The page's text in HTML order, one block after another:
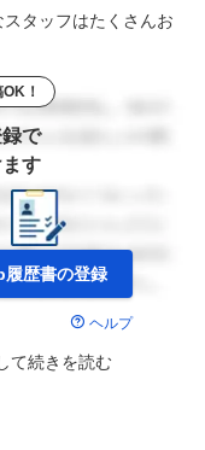
タッフはたくさんお
！
で
す
履歴書の登録
ヘルプ
て続きを読む